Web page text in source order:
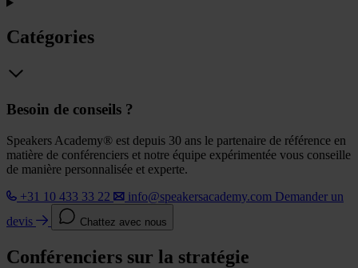
Catégories
Besoin de conseils ?
Speakers Academy® est depuis 30 ans le partenaire de référence en
matière de conférenciers et notre équipe expérimentée vous conseille
de manière personnalisée et experte.
+31 10 433 33 22
info@speakersacademy.com Demander un
devis
Chattez avec nous
Conférenciers sur la stratégie